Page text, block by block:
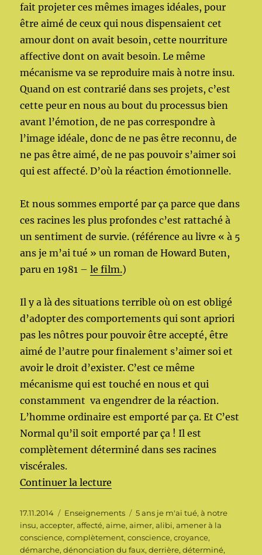
fait projeter ces mêmes images idéales, pour
être aimé de ceux qui nous dispensaient cet
amour dont on avait besoin, cette nourriture
affective dont on avait besoin. Le même
mécanisme va se reproduire mais à notre insu.
Quand on est contrarié dans ses projets, c’est
cette peur en nous au bout du processus bien
avant l’émotion, de ne pas correspondre à
l’image idéale, donc de ne pas être reconnu, de
ne pas être aimé, de ne pas pouvoir s’aimer soi
qui est affecté. D’où la réaction émotionnelle.
Et nous sommes emporté par ça parce que dans
ces racines les plus profondes c’est rattaché à
un sentiment de survie. (référence au livre « à 5
ans je m’ai tué »un roman de Howard Buten,
paru en 1981 –le film.)
Il y a là des situations terrible où on est obligé
d’adopter des comportements qui sont apriori
pas les nôtres pour pouvoir être accepté, être
aimé de l’autre pour finalement s’aimer soi et
avoir le droit d’exister. C’est ce même
mécanisme qui est touché en nous et qui
constamment va engendrer de la réaction.
L’homme ordinaire est emporté par ça. Et C’est
Normal qu’il soit emporté par ça ! Il est
complètement déterminé dans ses racines
viscérales.
Continuer la lecture
Publié
le
17.11.2014 Catégories
Enseignements Étiquettes
5 ans je m'ai tué,à notre
insu,accepter,affecté,aime,aimer,alibi,amener à la
conscience,complètement,conscience,croyance,
démarche,dénonciation du faux,derrière,déterminé,